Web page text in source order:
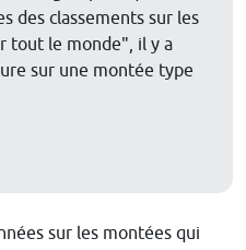
des classements sur les
tout le monde", il y a
sur une montée type
sur les montées qui